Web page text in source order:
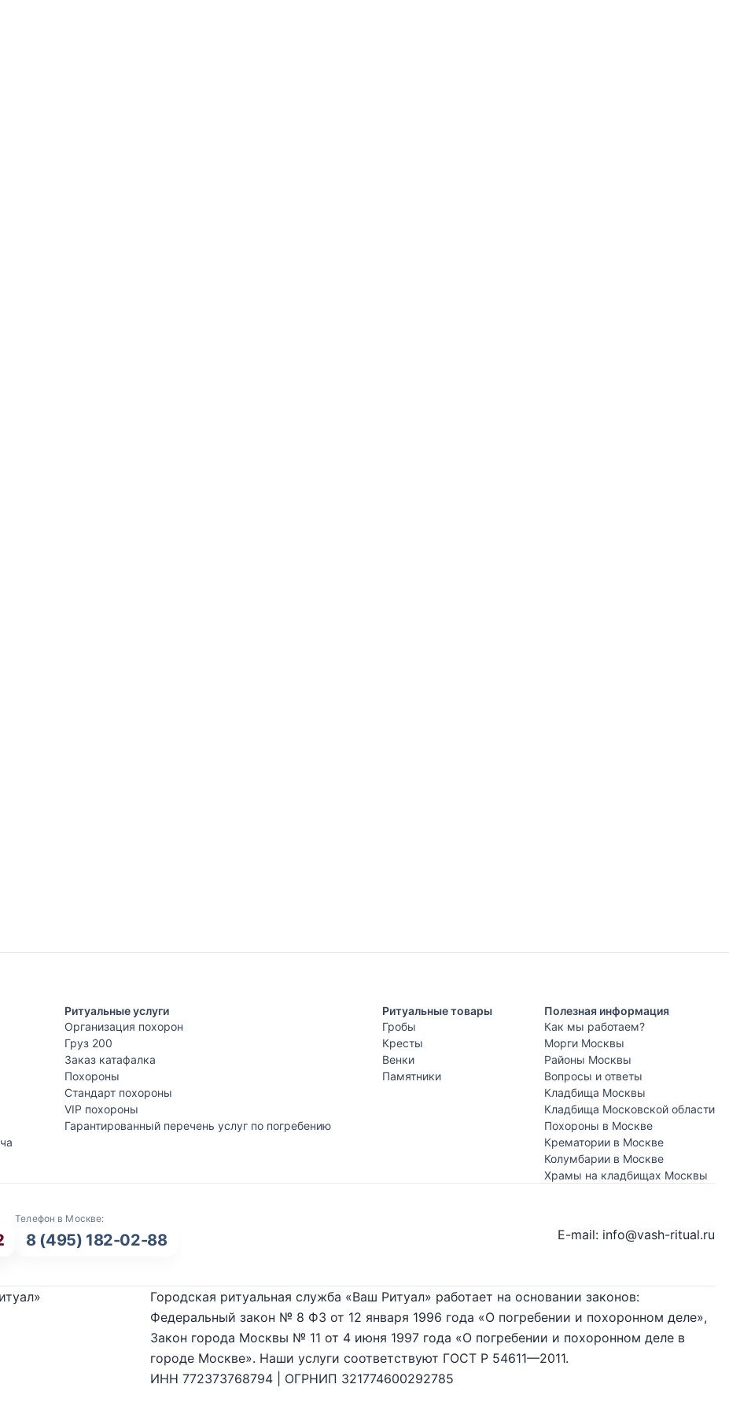
Ритуальные услуги
Организация похорон
Груз 200
Заказ катафалка
Похороны
Стандарт похороны
VIP похороны
Гарантированный перечень услуг по погребению
Ритуальные товары
Гробы
Кресты
Венки
Памятники
Полезная информация
Как мы работаем?
Морги Москвы
Районы Москвы
Вопросы и ответы
Кладбища Москвы
Кладбища Московской области
Похороны в Москве
Крематории в Москве
Колумбарии в Москве
Храмы на кладбищах Москвы
Телефон в Москве:
8 (495) 182-02-88 E-mail: info@vash-ritual.ru
Городская ритуальная служба «Ваш Ритуал» работает на основании законов:
Федеральный закон № 8 ФЗ от 12 января 1996 года «О погребении и похоронном деле»,
Закон города Москвы № 11 от 4 июня 1997 года «О погребении и похоронном деле в
городе Москве». Наши услуги соответствуют ГОСТ Р 54611—2011.
ИНН 772373768794 | ОГРНИП 321774600292785